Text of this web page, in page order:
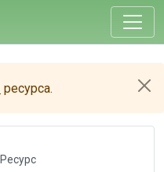
ресурса.
Ресурс